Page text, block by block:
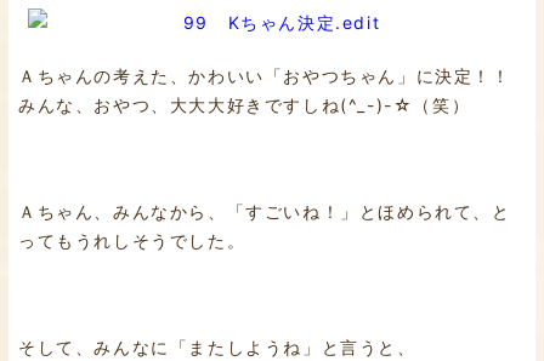
Ａちゃんの考えた、かわいい「おやつちゃん」に決定！！
みんな、おやつ、大大大好きですしね(^_-)-☆（笑）
Ａちゃん、みんなから、「すごいね！」とほめられて、と
ってもうれしそうでした。
そして、みんなに「またしようね」と言うと、